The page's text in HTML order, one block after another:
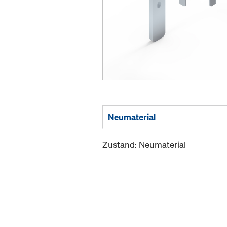
Neumaterial
Zustand: Neumaterial